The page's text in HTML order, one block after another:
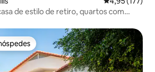
de estilo de retiro, quartos com
preferidos dos hóspedes